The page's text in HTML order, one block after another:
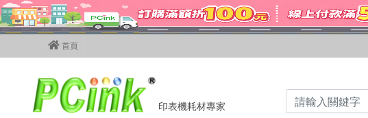
首頁
印表機耗材專家